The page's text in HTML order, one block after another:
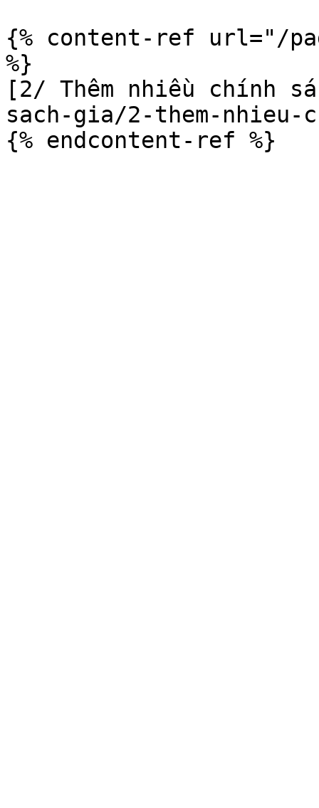
{% content-ref url="/
%}
[2/ Thêm nhiều chính
sach-gia/2-them-nhieu-